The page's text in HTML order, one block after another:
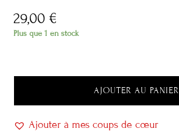
29,00€
Plus que 1 en stock
AJOUTER AU PANIER
Ajouter à mes coups de cœur